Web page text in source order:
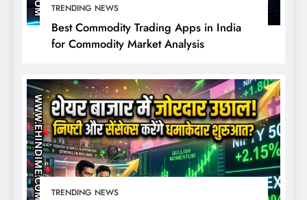
TRENDING NEWS
Best Commodity Trading Apps in India
for Commodity Market Analysis
TRENDING NEWS